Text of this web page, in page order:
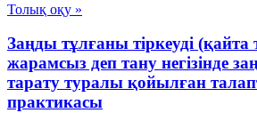
Толық оқу »
Заңды тұлғаны тіркеуді (қайта
жарамсыз деп тану негізінде
тарату туралы қойылған
практикасы